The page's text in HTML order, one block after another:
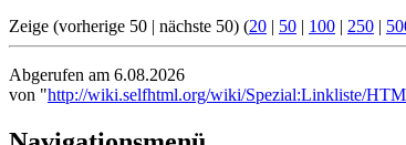
Zeige (vorherige 50 | nächste 50) (20 | 50 | 100 | 250 |
Abgerufen am 6.08.2026
von "http://wiki.selfhtml.org/wiki/Spezial:Linkliste/